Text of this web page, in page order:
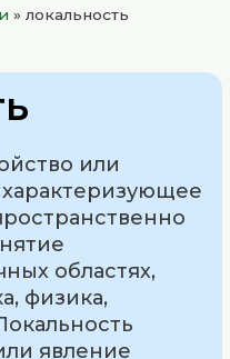
»локальность
или
областях,
физика,
явление